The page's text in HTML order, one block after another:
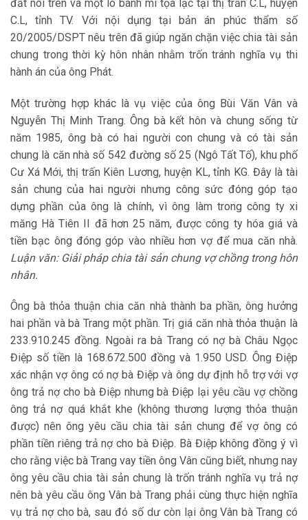
đất nói trên và một lò bánh mì tọa lạc tại thị trấn C.L, huyện
C.L, tỉnh TV. Với nội dụng tại bản án phúc thẩm số
20/2005/DSPT nêu trên đã giúp ngăn chặn việc chia tài sản
chung trong thời kỳ hôn nhân nhằm trốn tránh nghĩa vụ thi
hành án của ông Phát.
Một trường hợp khác là vụ việc của ông Bùi Văn Vân và
Nguyễn Thị Minh Trang. Ông bà kết hôn và chung sống từ
năm 1985, ông bà có hai người con chung và có tài sản
chung là căn nhà số 542 đường số 25 (Ngô Tất Tố), khu phố
Cư Xá Mới, thị trấn Kiên Lương, huyện KL, tỉnh KG. Đây là tài
sản chung của hai người nhưng công sức đóng góp tạo
dựng phần của ông là chính, vì ông làm trong công ty xi
măng Hà Tiên II đã hơn 25 năm, được công ty hóa giá và
tiền bạc ông đóng góp vào nhiều hơn vợ để mua căn nhà.
Luận văn: Giải pháp chia tài sản chung vợ chồng trong hôn
nhân.
Ông bà thỏa thuận chia căn nhà thành ba phần, ông hưởng
hai phần và bà Trang một phần. Trị giá căn nhà thỏa thuận là
233.910.245 đồng. Ngoài ra bà Trang có nợ bà Châu Ngọc
Điệp số tiền là 168.672.500 đồng và 1.950 USD. Ông Điệp
xác nhận vợ ông có nợ bà Điệp và ông dự định hỗ trợ với vợ
ông trả nợ cho bà Điệp nhưng bà Điệp lại yêu cầu vợ chồng
ông trả nợ quá khắt khe (không thương lượng thỏa thuận
được) nên ông yêu cầu chia tài sản chung để vợ ông có
phần tiền riêng trả nợ cho bà Điệp. Bà Điệp không đồng ý vì
cho rằng việc bà Trang vay tiền ông Vân cũng biết, nhưng nay
ông yêu cầu chia tài sản chung là trốn tránh nghĩa vụ trả nợ
nên bà yêu cầu ông Vân bà Trang phải cùng thực hiện nghĩa
vụ trả nợ cho bà, sau đó số dư còn lại ông Vân bà Trang có